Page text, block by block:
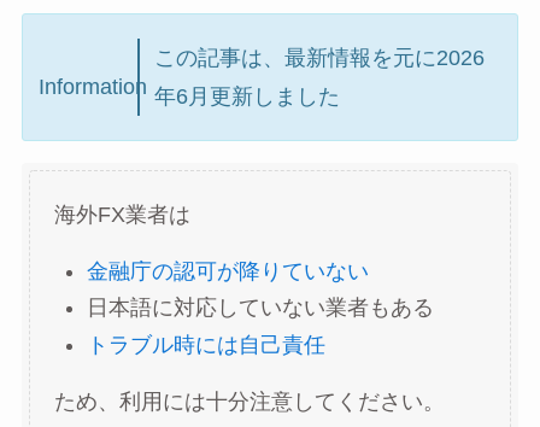
Information
この記事は、最新情報を元に2026
年6月更新しました
海外FX業者は
金融庁の認可が降りていない
日本語に対応していない業者もある
トラブル時には自己責任
ため、利用には十分注意してください。